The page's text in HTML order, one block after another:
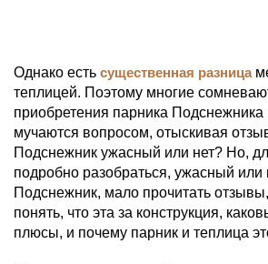
Однако есть существенная разница
теплицей. Поэтому многие
приобретения парника Подснежника
мучаются вопросом, отыскивая
Подснежник ужасный или нет? Но,
подробно разобраться, ужасный или
Подснежник, мало прочитать
понять, что эта за конструкция,
плюсы, и почему парник и теплица